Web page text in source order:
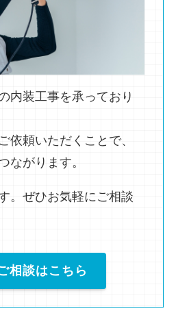
内装工事を承っており
依頼いただくことで、
ながります。
。ぜひお気軽にご相談
相談はこちら